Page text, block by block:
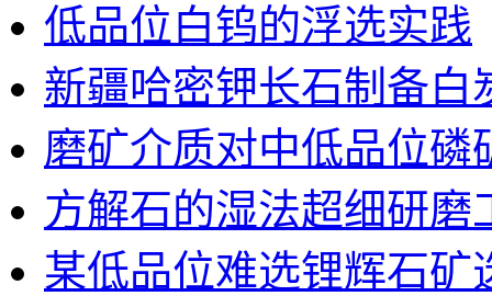
低品位白钨的浮选实践
新疆哈密钾长石制备白
磨矿介质对中低品位磷
方解石的湿法超细研磨
某低品位难选锂辉石矿